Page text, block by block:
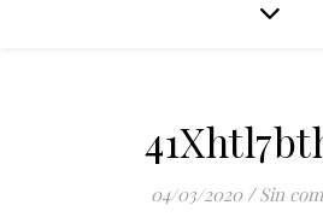
04/03/2020 / Sin